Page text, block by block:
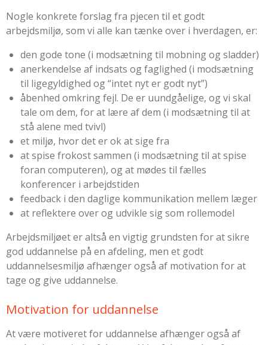
Nogle konkrete forslag fra pjecen til et godt
arbejdsmiljø, som vi alle kan tænke over i hverdagen, er:
den gode tone (i modsætning til mobning og sladder)
anerkendelse af indsats og faglighed (i modsætning
til ligegyldighed og “intet nyt er godt nyt”)
åbenhed omkring fejl. De er uundgåelige, og vi skal
tale om dem, for at lære af dem (i modsætning til at
stå alene med tvivl)
et miljø, hvor det er ok at sige fra
at spise frokost sammen (i modsætning til at spise
foran computeren), og at mødes til fælles
konferencer i arbejdstiden
feedback i den daglige kommunikation mellem læger
at reflektere over og udvikle sig som rollemodel
Arbejdsmiljøet er altså en vigtig grundsten for at sikre
god uddannelse på en afdeling, men et godt
uddannelsesmiljø afhænger også af motivation for at
tage og give uddannelse.
Motivation for uddannelse
At være motiveret for uddannelse afhænger også af